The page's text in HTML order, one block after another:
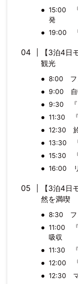
15:00 『
発
19:00 『
【3泊4
観光
8:00 フ
9:00 自
9:30 『
11:30 『
12:30 於
13:30 『
15:30 『
16:00 リ
【3泊4
然を満喫
8:30 フ
11:00 『
吸収
11:30 『
12:00 『
12:30 マ